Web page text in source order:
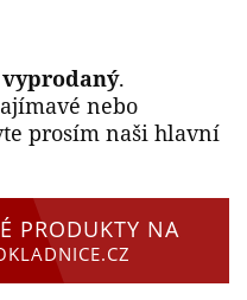
vyprodaný.
nebo
prosím naši hlavní
PRODUKTY NA